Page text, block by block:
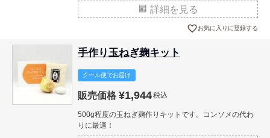
詳細を見る
お気に入りに登録する
手作り玉ねぎ麹キット
クール便でお届け
販売価格 ¥1,944税込
500g程度の玉ねぎ麹作りキットです。コンソメの代わ
りに最適！